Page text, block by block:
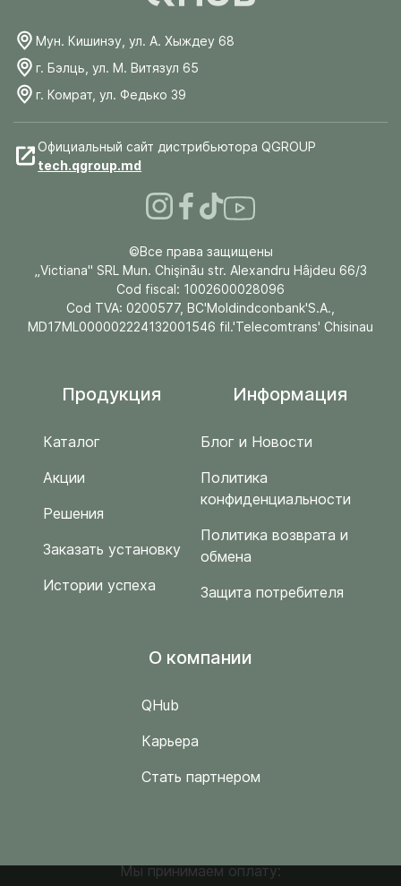
Мун. Кишинэу, ул. А. Хыждеу 68
г. Бэлць, ул. М. Витязул 65
г. Комрат, ул. Федько 39
Официальный сайт дистрибьютора QGROUP
tech.qgroup.md
©Все права защищены
„Victiana" SRL Mun. Chişinău str. Alexandru Hâjdeu 66/3
Cod fiscal: 1002600028096
Cod TVA: 0200577, BC'Moldindconbank'S.A.,
MD17ML000002224132001546 fil.'Telecomtrans' Chisinau
Продукция
Каталог
Акции
Решения
Заказать установку
Истории успеха
Информация
Блог и Новости
Политика
конфиденциальности
Политика возврата и
обмена
Защита потребителя
O компании
QHub
Карьера
Стать партнером
Мы принимаем оплату: